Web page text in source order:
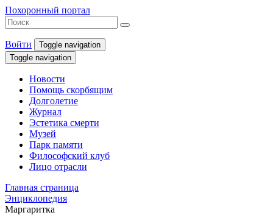
Похоронный портал
Войти
Toggle navigation
Toggle navigation
Новости
Помощь скорбящим
Долголетие
Журнал
Эстетика смерти
Музей
Парк памяти
Философский клуб
Лицо отрасли
Главная страница
Энциклопедия
Маргаритка